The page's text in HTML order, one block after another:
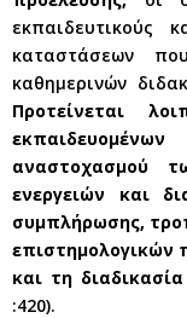
εκπαιδευτικούς
καταστάσεων
καθημερινών
Προτείνεται
αναστοχασμού
ενεργειών και
συμπλήρωσης,
επιστημολογικών
και τη
:420).